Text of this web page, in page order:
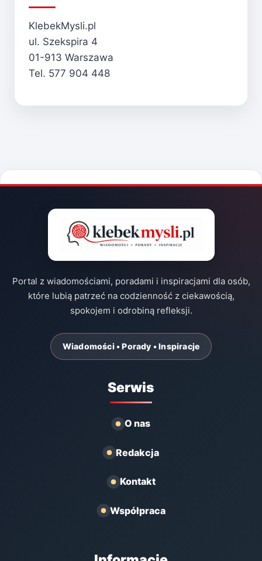
KlebekMysli.pl
ul. Szekspira 4
01-913 Warszawa
Tel. 577 904 448
Portal z wiadomościami, poradami i inspiracjami dla osób,
które lubią patrzeć na codzienność z ciekawością,
spokojem i odrobiną refleksji.
Wiadomości • Porady • Inspiracje
Serwis
O nas
Redakcja
Kontakt
Współpraca